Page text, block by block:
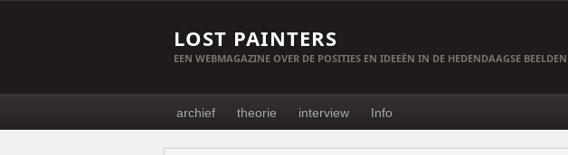
LOST PAINTERS
EEN WEBMAGAZINE OVER DE POSITIES EN IDEEËN IN DE HEDENDAAGSE
archief theorie interview Info